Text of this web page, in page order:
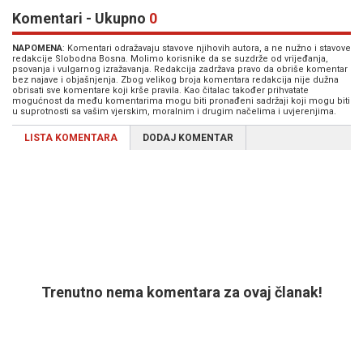
Komentari - Ukupno 0
NAPOMENA: Komentari odražavaju stavove njihovih autora, a ne nužno i stavove
redakcije Slobodna Bosna. Molimo korisnike da se suzdrže od vrijeđanja,
psovanja i vulgarnog izražavanja. Redakcija zadržava pravo da obriše komentar
bez najave i objašnjenja. Zbog velikog broja komentara redakcija nije dužna
obrisati sve komentare koji krše pravila. Kao čitalac također prihvatate
mogućnost da među komentarima mogu biti pronađeni sadržaji koji mogu biti
u suprotnosti sa vašim vjerskim, moralnim i drugim načelima i uvjerenjima.
LISTA KOMENTARA DODAJ KOMENTAR
Trenutno nema komentara za ovaj članak!